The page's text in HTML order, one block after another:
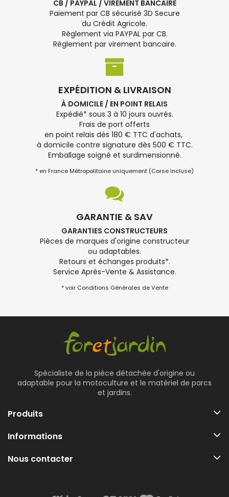
CB / PAYPAL / VIREMENT BANCAIRE
Paiement par CB sécurisé 3D Secure
du Crédit Agricole.
Règlement via PAYPAL par CB.
Règlement par virement bancaire.
EXPÉDITION & LIVRAISON
À DOMICILE / EN POINT RELAIS
Expédié* sous 3 à 10 jours ouvrés.
Frais de port offerts
en point relais dès 180 € TTC d'achats,
à domicile contre signature dès 500 € TTC.
Emballage soigné et surdimensionné.
* en France Métropolitaine uniquement (Corse incluse)
GARANTIE & SAV
GARANTIES CONSTRUCTEURS
Pièces de marques d'origine constructeur
ou adaptables.
Retours et échanges produits*.
Service Après-Vente & Assistance.
* voir Conditions Générales de Vente
Spécialiste de la pièce détachée d'origine ou
adaptable pour la motoculture et le matériel de parcs
et jardins.
Produits
Informations
Nous contacter